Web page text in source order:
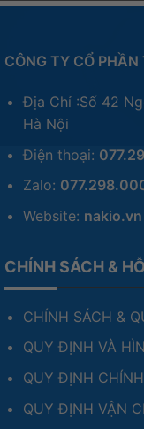
CÔNG TY CỔ
Địa Chỉ :Số 42
Hà Nội
Điện thoại:
Zalo:
Website: nakio.vn
CHÍNH SÁCH &
CHÍNH SÁCH &
QUY ĐỊNH VÀ
QUY ĐỊNH
QUY ĐỊNH VẬN